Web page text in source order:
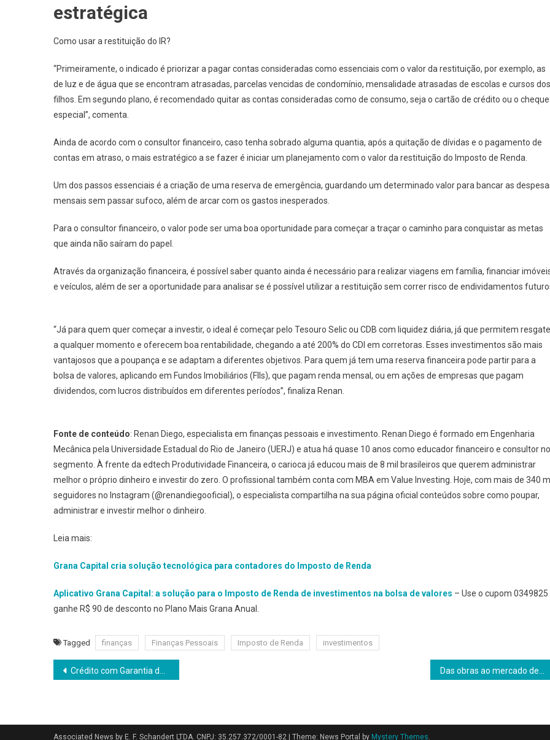
estratégica
Como usar a restituição do IR?
“Primeiramente, o indicado é priorizar a pagar contas consideradas como essenciais com o valor da restituição, por exemplo, as
de luz e de água que se encontram atrasadas, parcelas vencidas de condomínio, mensalidade atrasadas de escolas e cursos dos
filhos. Em segundo plano, é recomendado quitar as contas consideradas como de consumo, seja o cartão de crédito ou o cheque
especial”, comenta.
Ainda de acordo com o consultor financeiro, caso tenha sobrado alguma quantia, após a quitação de dívidas e o pagamento de
contas em atraso, o mais estratégico a se fazer é iniciar um planejamento com o valor da restituição do Imposto de Renda.
Um dos passos essenciais é a criação de uma reserva de emergência, guardando um determinado valor para bancar as
mensais sem passar sufoco, além de arcar com os gastos inesperados.
Para o consultor financeiro, o valor pode ser uma boa oportunidade para começar a traçar o caminho para conquistar as metas
que ainda não saíram do papel.
Através da organização financeira, é possível saber quanto ainda é necessário para realizar viagens em família, financiar
e veículos, além de ser a oportunidade para analisar se é possível utilizar a restituição sem correr risco de endividamentos
“Já para quem quer começar a investir, o ideal é começar pelo Tesouro Selic ou CDB com liquidez diária, já que permitem
a qualquer momento e oferecem boa rentabilidade, chegando a até 200% do CDI em corretoras. Esses investimentos são mais
vantajosos que a poupança e se adaptam a diferentes objetivos. Para quem já tem uma reserva financeira pode partir para a
bolsa de valores, aplicando em Fundos Imobiliários (FIIs), que pagam renda mensal, ou em ações de empresas que pagam
dividendos, com lucros distribuídos em diferentes períodos”, finaliza Renan.
Fonte de conteúdo: Renan Diego, especialista em finanças pessoais e investimento. Renan Diego é formado em Engenharia
Mecânica pela Universidade Estadual do Rio de Janeiro (UERJ) e atua há quase 10 anos como educador financeiro e consultor no
segmento. À frente da edtech Produtividade Financeira, o carioca já educou mais de 8 mil brasileiros que querem administrar
melhor o próprio dinheiro e investir do zero. O profissional também conta com MBA em Value Investing. Hoje, com mais de 340
seguidores no Instagram (@renandiegooficial), o especialista compartilha na sua página oficial conteúdos sobre como poupar,
administrar e investir melhor o dinheiro.
Leia mais:
Grana Capital cria solução tecnológica para contadores do Imposto de Renda
Aplicativo Grana Capital: a solução para o Imposto de Renda de investimentos na bolsa de valores – Use o cupom 0349825
ganhe R$ 90 de desconto no Plano Mais Grana Anual.
Tagged finanças Finanças Pessoais Imposto de Renda investimentos
Navegação
Post
Crédito com Garantia de Imóvel (CGI) fechou abril de 2026 com R$ 1,09 bilhão em concessões
Associated News by E. F. Schandert LTDA. CNPJ: 35.257.372/0001-82 Theme: News Portal by Mystery Themes.